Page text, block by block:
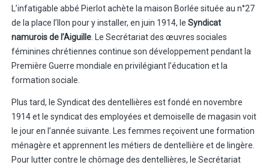
L’infatigable abbé Pierlot achète la maison Borlée située au n°27
de la place l’Ilon pour y installer, en juin 1914, leSyndicat
namurois de l’Aiguille . Le Secrétariat des œuvres sociales
féminines chrétiennes continue son développement pendant la
Première Guerre mondiale en privilégiant l’éducation et la
formation sociale.
Plus tard, le Syndicat des dentellières est fondé en novembre
1914 et le syndicat des employées et demoiselle de magasin voit
le jour en l’année suivante. Les femmes reçoivent une formation
ménagère et apprennent les métiers de dentellière et de lingère.
Pour lutter contre le chômage des dentellières, le Secrétariat